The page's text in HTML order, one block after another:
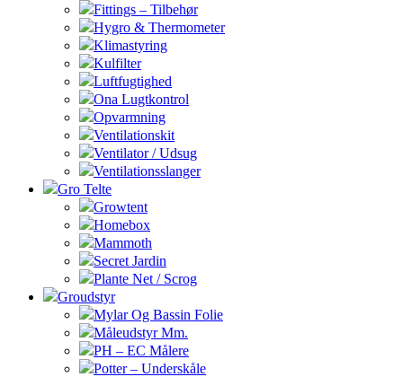
Fittings – Tilbehør
Hygro & Thermometer
Klimastyring
Kulfilter
Luftfugtighed
Ona Lugtkontrol
Opvarmning
Ventilationskit
Ventilator / Udsug
Ventilationsslanger
Gro Telte
Growtent
Homebox
Mammoth
Secret Jardin
Plante Net / Scrog
Groudstyr
Mylar Og Bassin Folie
Måleudstyr Mm.
PH – EC Målere
Potter – Underskåle